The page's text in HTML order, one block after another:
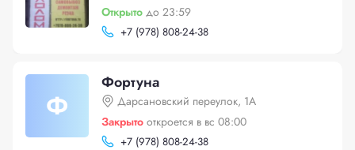
Открыто до 23:59
+7 (978) 808-24-38
Ф
Фортуна
Дарсановский переулок, 1А
Закрыто откроется в вс 08:00
+7 (978) 808-24-38